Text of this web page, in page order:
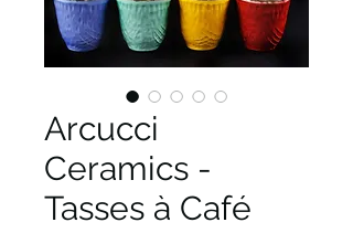
Arcucci
Ceramics -
Tasses à Café